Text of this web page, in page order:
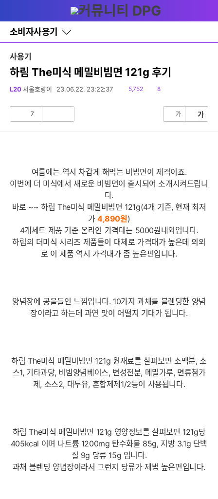
와
홈
소비자사용기
바
로
레
이
어
창
사용기
하림 The미식 메밀비빔면 121g 후기
L20 서울호랑이 23.06.22. 23:22:37
읽
5,752
댓
8
7 가 가
여름에는 역시 차갑게 해먹는 비빔면이 제격이죠.
이번에 더 미식에서 새로운 비빔면이 출시되어 소개시켜드립니
다.
바로 ~~ 하림 The미식 메밀비빔면 121g(4개 기준, 현재 최저
가 4,890원)
4개세트 제품 기준 온라인 가격대는 5000원내외입니다.
하림의 더미식 시리즈 제품들이 대체로 가격대가 높은데 의외
로 이 제품 역시 가격대가 좀 높은편입니다.
양념장에 공을들인 느낌입니다. 10가지 과채를 블렌딩한 양념
장이라고 하는데 과연 맛이 어떨지 기대가 됩니다.
하림 The미식 메밀비빔면 121g 원재료를 살펴보면 소맥분, 소
스1, 기타과당, 비빔양념베이스, 변성전분, 메밀가루, 면류첨가
제, 소스2, 대두유, 혼합제제1/2등이 사용됩니다.
하림 The미식 메밀비빔면 121g 영양정보를 살펴보면 121g당
405kcal 이며 나트륨 1200mg 탄수화물 85g, 지방 3.1g 단백
질 9g 당류 15g 입니다.
과채 블렌딩 양념장이라서 그런지 당류가 제법 높은편입니다.